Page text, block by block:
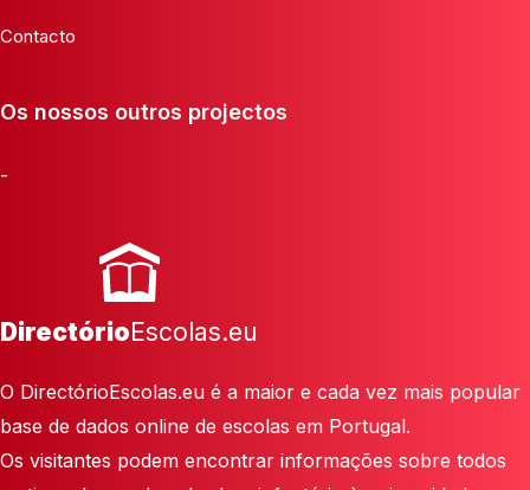
Contacto
Os nossos outros projectos
-
DirectórioEscolas.eu
O DirectórioEscolas.eu é a maior e cada vez mais popular
base de dados online de escolas em Portugal.
Os visitantes podem encontrar informações sobre todos